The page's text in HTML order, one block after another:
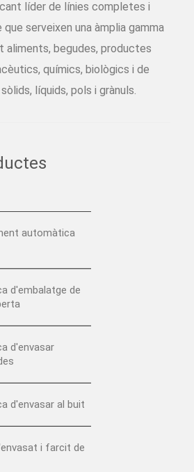
líder de línies completes i
serveixen una àmplia gamma
aliments, begudes, productes
químics, biològics i de
líquids, pols i grànuls.
automàtica
d'embalatge de
d'envasar
d'envasar al buit
i farcit de